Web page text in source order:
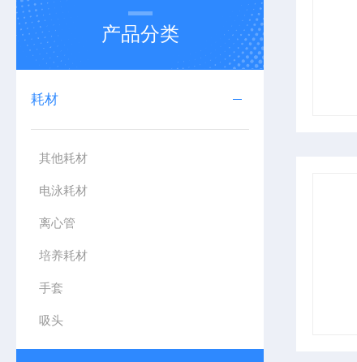
产品分类
耗材
其他耗材
电泳耗材
离心管
培养耗材
手套
吸头